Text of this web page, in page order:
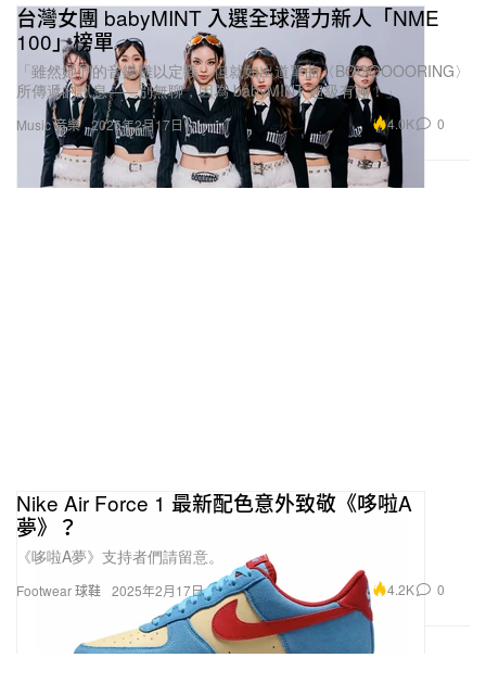
Music 音樂
台灣女團 babyMINT 入選全球潛力新人「NME
100」榜單
「雖然她們的音樂難以定義，但就如出道單曲〈BOOOOOORING〉
所傳遞的訊息——別無聊，因為 babyMINT 超級有趣！」
2025年2月17日 4.0K 0
Footwear 球鞋
Nike Air Force 1 最新配色意外致敬《哆啦A
夢》？
《哆啦A夢》支持者們請留意。
2025年2月17日 4.2K 0